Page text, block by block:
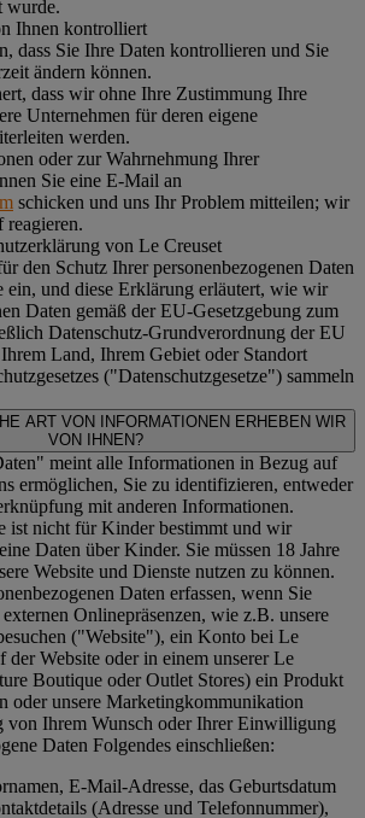
wurde.
Ihnen kontrolliert
dass Sie Ihre Daten kontrollieren und Sie
ändern können.
dass wir ohne Ihre Zustimmung Ihre
Unternehmen für deren eigene
werden.
oder zur Wahrnehmung Ihrer
Sie eine E-Mail an
schicken und uns Ihr Problem mitteilen; wir
reagieren.
von Le Creuset
den Schutz Ihrer personenbezogenen Daten
ein, und diese Erklärung erläutert, wie wir
Daten gemäß der EU-Gesetzgebung zum
Datenschutz-Grundverordnung der EU
Land, Ihrem Gebiet oder Standort
("Datenschutzgesetze") sammeln
ART VON INFORMATIONEN ERHEBEN WIR
VON IHNEN?
meint alle Informationen in Bezug auf
ermöglichen, Sie zu identifizieren, entweder
mit anderen Informationen.
ist nicht für Kinder bestimmt und wir
Daten über Kinder. Sie müssen 18 Jahre
Website und Dienste nutzen zu können.
Daten erfassen, wenn Sie
Onlinepräsenzen, wie z.B. unsere
("Website"), ein Konto bei Le
der Website oder in einem unserer Le
Boutique oder Outlet Stores) ein Produkt
oder unsere Marketingkommunikation
von Ihrem Wunsch oder Ihrer Einwilligung
Daten Folgendes einschließen:
E-Mail-Adresse, das Geburtsdatum
(Adresse und Telefonnummer),